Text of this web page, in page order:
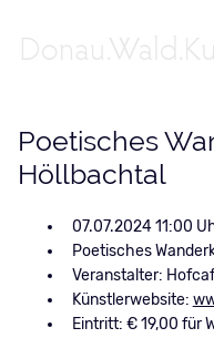
Poetisches
Höllbachtal
07.07.2024 11:00
Poetisches
Veranstalter:
Künstlerwebsite:
Eintritt: € 19,00 für